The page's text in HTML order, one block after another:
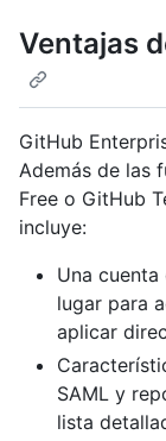
Ventajas
GitHub
Además de las
Free o GitHub
incluye:
Una
lugar para
aplicar
SAML y
lista